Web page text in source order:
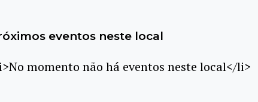
eventos neste local
momento não há eventos neste local</li>